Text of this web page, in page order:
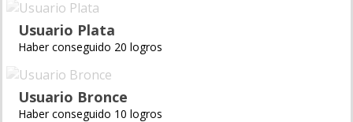
Usuario Plata
Haber conseguido 20 logros
Usuario Bronce
Haber conseguido 10 logros